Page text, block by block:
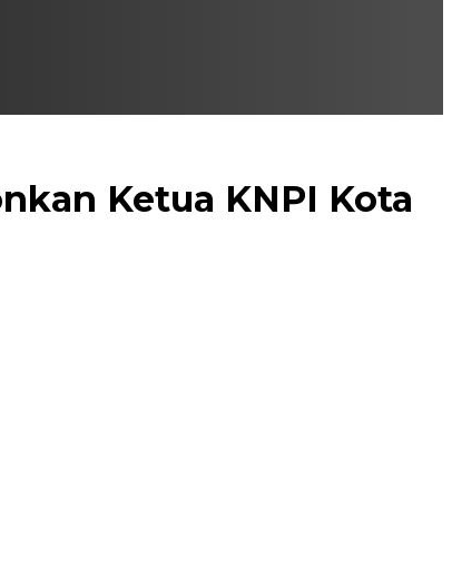
Ketua KNPI Kota